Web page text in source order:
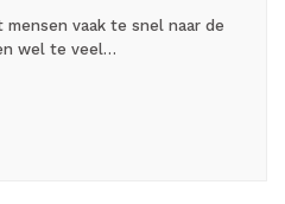
mensen vaak te snel naar de
wel te veel…